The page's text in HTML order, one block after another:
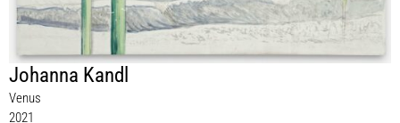
Johanna Kandl
Venus
2021